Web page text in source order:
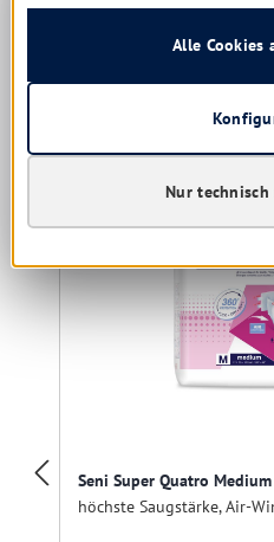
Produktgalerie überspringen
Seni Super Quatro Medium
höchste Saugstärke, Air-
Nur
Alle Cookies